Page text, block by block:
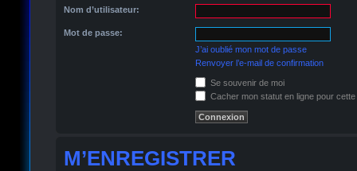
Nom d’utilisateur:
Mot de passe:
J’ai oublié mon mot de passe
Renvoyer l’e-mail de confirmation
Se souvenir de moi
Cacher mon statut en ligne pour
M’ENREGISTRER